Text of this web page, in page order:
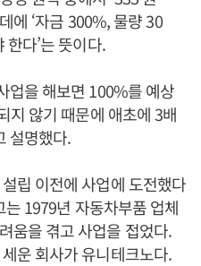
에 ‘자금 300%, 물량 30
다’는 뜻이다.
업을 해보면 100%를 예상
지 않기 때문에 애초에 3배
설명했다.
립 이전에 사업에 도전했다
1979년 자동차부품 업체
움을 겪고 사업을 접었다.
운 회사가 유니테크노다.